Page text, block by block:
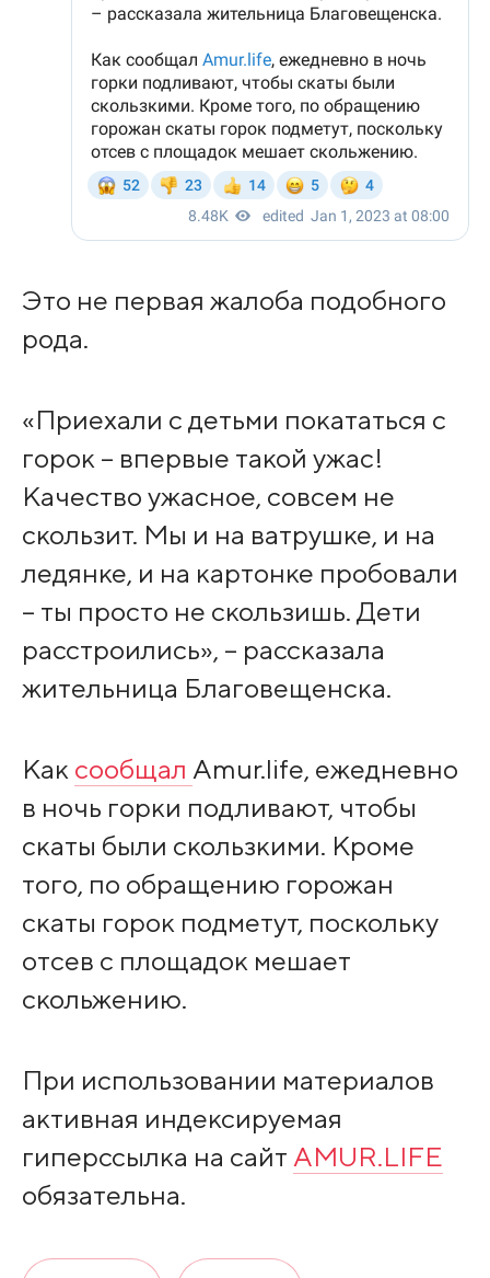
Это не первая жалоба подобного
рода.
«Приехали с детьми покататься с
горок – впервые такой ужас!
Качество ужасное, совсем не
скользит. Мы и на ватрушке, и на
ледянке, и на картонке пробовали
– ты просто не скользишь. Дети
расстроились», – рассказала
жительница Благовещенска.
Как сообщал Amur.life, ежедневно
в ночь горки подливают, чтобы
скаты были скользкими. Кроме
того, по обращению горожан
скаты горок подметут, поскольку
отсев с площадок мешает
скольжению.
При использовании материалов
активная индексируемая
гиперссылка на сайт AMUR.LIFE
обязательна.